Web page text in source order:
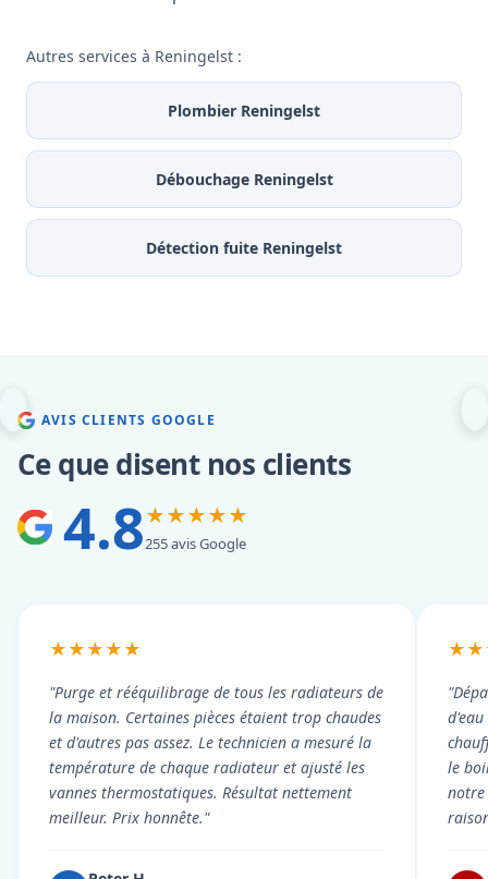
Autres services à Reningelst :
Plombier Reningelst
Débouchage Reningelst
Détection fuite Reningelst
AVIS CLIENTS GOOGLE
Ce que disent nos clients
4.8★★★★★
255 avis Google
★★★★★
"Purge et rééquilibrage de tous les radiateurs de
la maison. Certaines pièces étaient trop chaudes
et d'autres pas assez. Le technicien a mesuré la
température de chaque radiateur et ajusté les
vannes thermostatiques. Résultat nettement
meilleur. Prix honnête."
le
notre